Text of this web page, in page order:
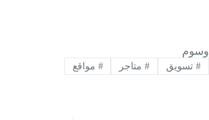
وسوم
#تسويق #متاجر # مواقع